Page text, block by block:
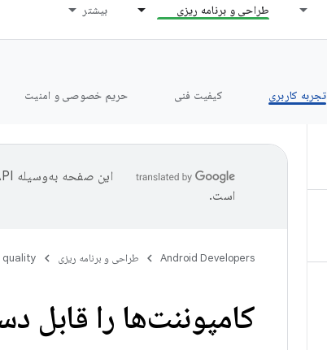
طراحی و برنامه ریزی بیشتر
تجربه کاربری کیفیت فنی حریم خصوصی و امنیت
این صفحه به‌وسیله
است.
Android Developers طراحی و برنامه ریزی quality
کامپوننت‌ها را قابل